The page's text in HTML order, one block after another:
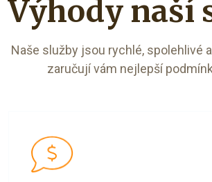
Výhody naší
Naše služby jsou rychlé, spolehlivé
zaručují vám nejlepší